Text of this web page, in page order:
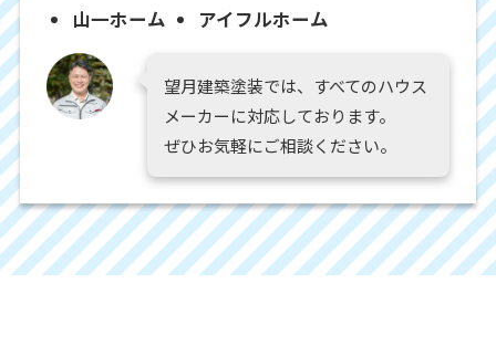
山一ホーム
アイフルホーム
望月建築塗装では、すべてのハウス
メーカーに対応しております。
ぜひお気軽にご相談ください。